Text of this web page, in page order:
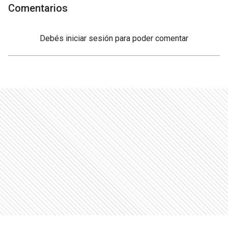
Comentarios
Debés iniciar sesión para poder comentar